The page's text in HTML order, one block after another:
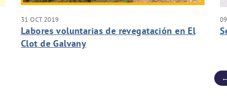
31 OCT 2019
Labores voluntarias de revegatación en El
Clot de Galvany